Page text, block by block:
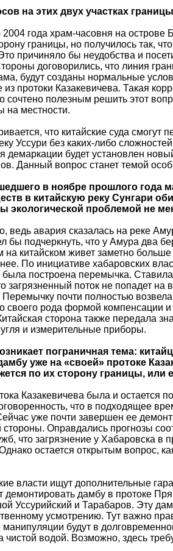
на этих двух участках
года храм-часовня на острове
границы, но получилось так,
причиняло бы неудобства и
договорились, что линия
будут созданы нормальные
протоки Казакевичева. Такая
сочтено полезным решить этот
на местности.
что китайские суда смогут
Уссури без каких-либо
демаркации будет установлен
Данный вопрос станет темой
в ноябре прошлого года
в китайскую реку Сунгари
экологической проблемой не
ведь авария сказалась на реке
бы подчеркнуть, что у Амура два
на китайском живет заметно
По инициативе хабаровских
была построена перемычка.
загрязненный поток не попадет
почти полностью возвела
своего рода формой компенсации
сторона также передала
и измерительные приборы.
пограничная тема:
уже на «своей» протоке
по их сторону границы, или
Казакевичева была и остается
что в подходящее
уже почти завершен ее
стороны. Оправдались прогнозы
что загрязнение у Хабаровска в
остается открытым вопрос,
власти ищут дополнительные
демонтировать дамбу в протоке
Уссурийский и Тарабаров. Эту
усмотрению. Тут важно
манипуляции будут в
чистой водой. Возможно, здесь